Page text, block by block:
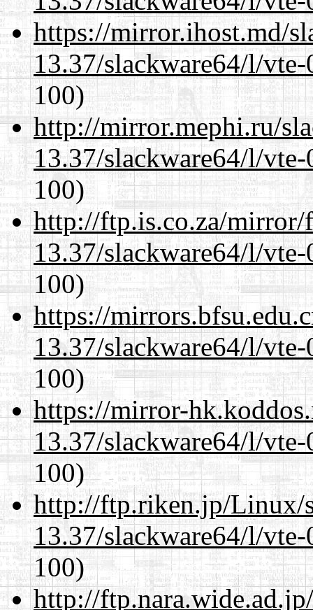
https://mirror.ihost.md/
13.37/slackware64/l/
100)
http://mirror.mephi.ru/
13.37/slackware64/l/
100)
http://ftp.is.co.za/mirror/
13.37/slackware64/l/
100)
https://
13.37/slackware64/l/
100)
https://mirror-
13.37/slackware64/l/
100)
http://ftp.riken.jp/Linux/
13.37/slackware64/l/
100)
http://